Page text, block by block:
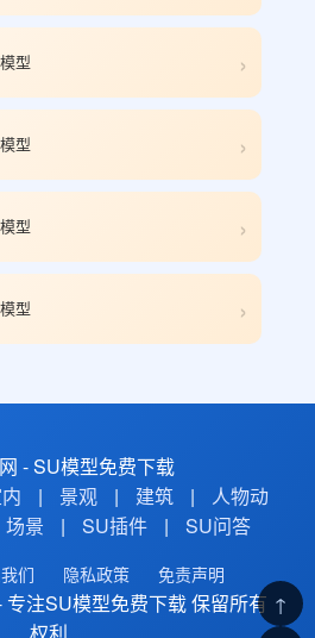
型 ›
型 ›
型 ›
型 ›
- SU模型免费下载
| 景观 | 建筑 |
人物动
场景 | SU插件 | SU问答
们 隐私政策 免责声明
注SU模型免费下载 保留所有
权利
↑